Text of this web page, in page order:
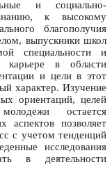
и социально-
к высокому
благополучия
выпускники школ
специальности и
карьере в области
и цели в этот
характер. Изучение
ориентаций, целей
остается
аспектов позволяет
с учетом тенденций
исследования
в деятельности